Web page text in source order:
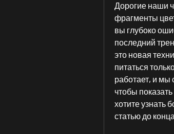
Дорогие наши
фрагменты
вы глубоко
последний
это новая
питаться
работает, и мы
чтобы
хотите узнать
статью до